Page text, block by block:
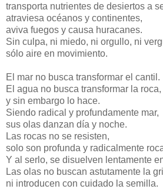
transporta nutrientes de desiertos a
atraviesa océanos y continentes,
aviva fuegos y causa huracanes.
Sin culpa, ni miedo, ni orgullo, ni
sólo aire en movimiento.
El mar no busca transformar el cantil.
El agua no busca transformar la roca,
y sin embargo lo hace.
Siendo radical y profundamente mar,
sus olas danzan día y noche.
Las rocas no se resisten,
solo son profunda y radicalmente
Y al serlo, se disuelven lentamente
Las olas no buscan astutamente la
ni introducen con cuidado la semilla.